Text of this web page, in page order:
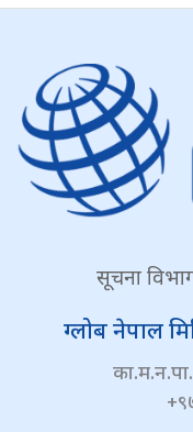
सूचना
ग्लोब नेपाल